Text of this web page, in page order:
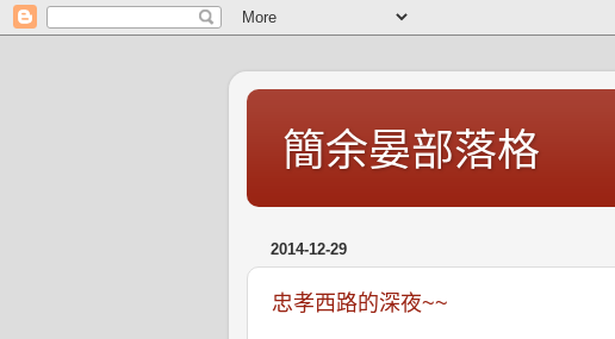
簡余晏部落格
2014-12-29
忠孝西路的深夜~~